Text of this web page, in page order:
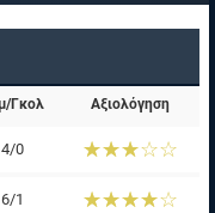
Γκολ Αξιολόγηση
4/0 ☆☆☆☆☆
★★★★★
6/1 ☆☆☆☆☆
★★★★★